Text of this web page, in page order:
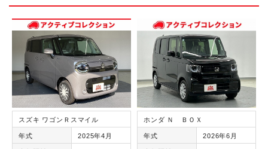
スズキ ワゴンＲスマイル
年式 2025年4月
ホンダ Ｎ ＢＯＸ
年式 2026年6月